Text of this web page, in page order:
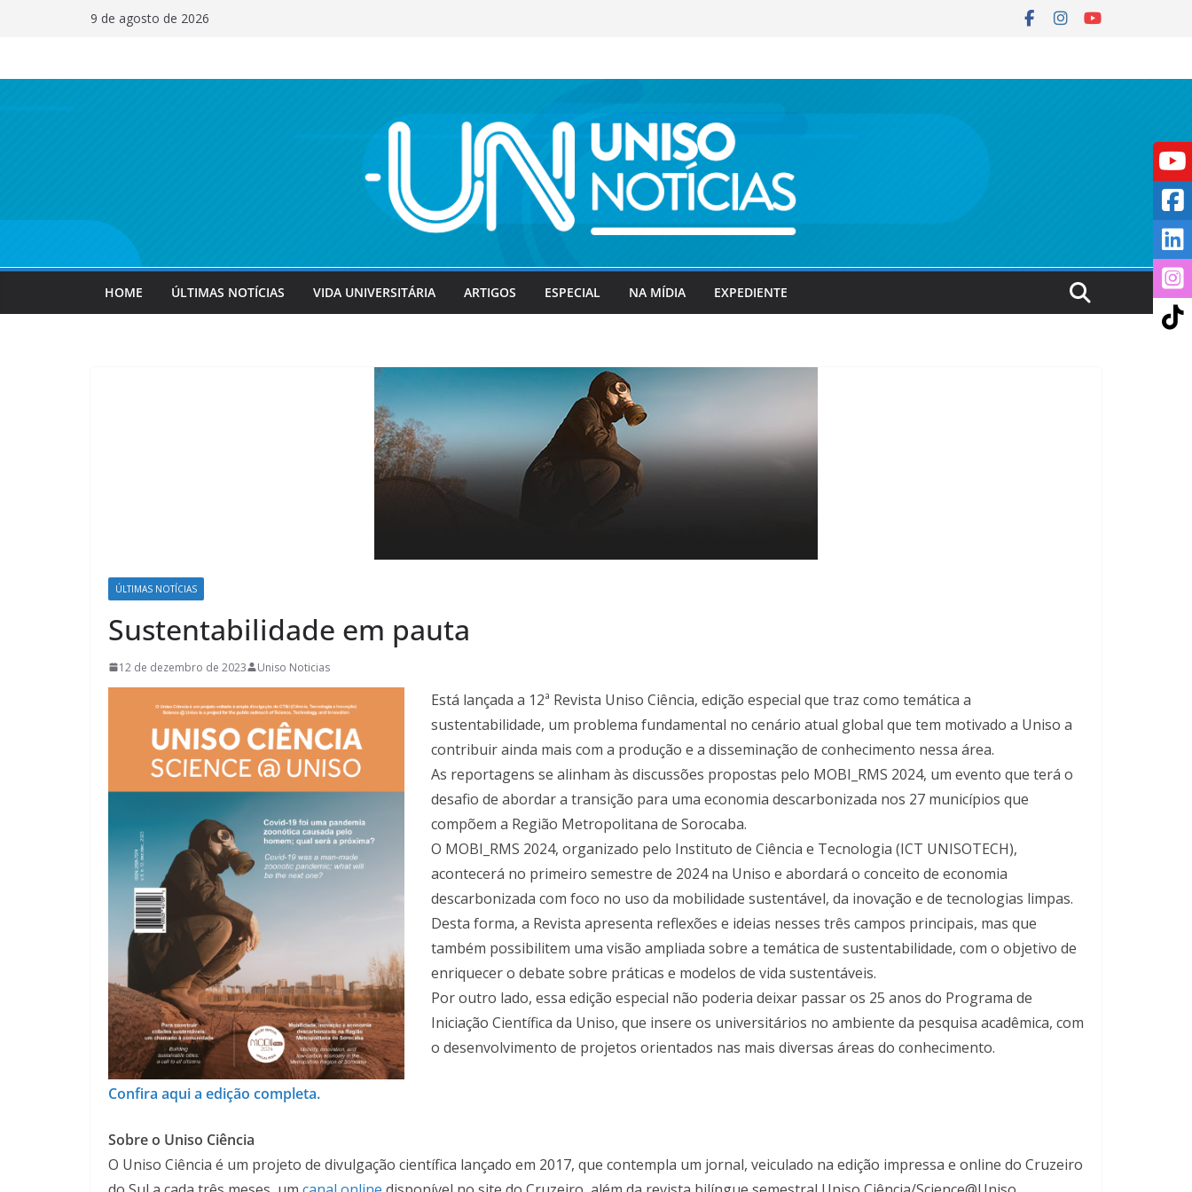
9 de agosto de 2026
HOME ÚLTIMAS NOTÍCIAS VIDA UNIVERSITÁRIA ARTIGOS ESPECIAL NA MÍDIA EXPEDIENTE
ÚLTIMAS NOTÍCIAS
Sustentabilidade em pauta
12 de dezembro de 2023 Uniso Noticias
Está lançada a 12ª Revista Uniso Ciência, edição especial que traz como temática a
sustentabilidade, um problema fundamental no cenário atual global que tem motivado a Uniso a
contribuir ainda mais com a produção e a disseminação de conhecimento nessa área.
As reportagens se alinham às discussões propostas pelo MOBI_RMS 2024, um evento que terá o
desafio de abordar a transição para uma economia descarbonizada nos 27 municípios que
compõem a Região Metropolitana de Sorocaba.
O MOBI_RMS 2024, organizado pelo Instituto de Ciência e Tecnologia (ICT UNISOTECH),
acontecerá no primeiro semestre de 2024 na Uniso e abordará o conceito de economia
descarbonizada com foco no uso da mobilidade sustentável, da inovação e de tecnologias limpas.
Desta forma, a Revista apresenta reflexões e ideias nesses três campos principais, mas que
também possibilitem uma visão ampliada sobre a temática de sustentabilidade, com o objetivo de
enriquecer o debate sobre práticas e modelos de vida sustentáveis.
Por outro lado, essa edição especial não poderia deixar passar os 25 anos do Programa de
Iniciação Científica da Uniso, que insere os universitários no ambiente da pesquisa acadêmica, com
o desenvolvimento de projetos orientados nas mais diversas áreas do conhecimento.
Confira aqui a edição completa.
Sobre o Uniso Ciência
O Uniso Ciência é um projeto de divulgação científica lançado em 2017, que contempla um jornal, veiculado na edição impressa e online do Cruzeiro